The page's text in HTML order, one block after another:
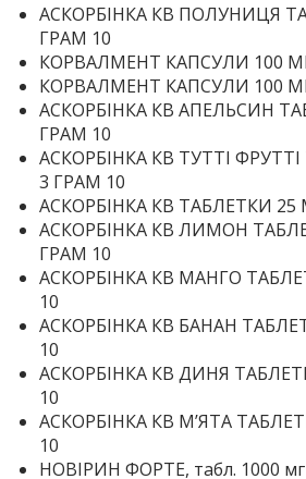
АСКОРБІНКА КВ ПОЛУНИЦЯ
ГРАМ 10
КОРВАЛМЕНТ КАПСУЛИ 100
КОРВАЛМЕНТ КАПСУЛИ 100
АСКОРБІНКА КВ АПЕЛЬСИН
ГРАМ 10
АСКОРБІНКА КВ ТУТТІ
3 ГРАМ 10
АСКОРБІНКА КВ ТАБЛЕТКИ 25
АСКОРБІНКА КВ ЛИМОН
ГРАМ 10
АСКОРБІНКА КВ МАНГО
10
АСКОРБІНКА КВ БАНАН
10
АСКОРБІНКА КВ ДИНЯ
10
АСКОРБІНКА КВ МʼЯТА
10
НОВІРИН ФОРТЕ, табл. 1000 мг